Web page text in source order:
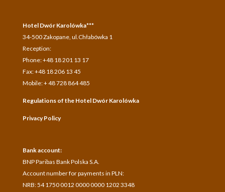
Hotel Dwór Karolówka***
34-500 Zakopane, ul.Chłabówka 1
Reception:
Phone: +48 18 201 13 17
Fax: +48 18 206 13 45
Mobile: + 48 728 864 485
Regulations of the Hotel Dwór Karolówka
Privacy Policy
Bank account:
BNP Paribas Bank Polska S.A.
Account number for payments in PLN:
NRB: 54 1750 0012 0000 0000 1202 3348